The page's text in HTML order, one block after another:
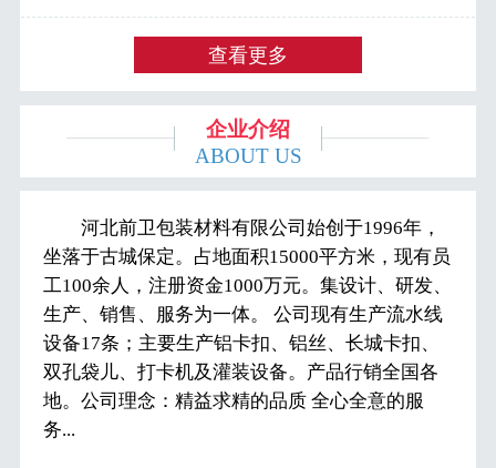
查看更多
企业介绍
ABOUT US
河北前卫包装材料有限公司始创于1996年，
坐落于古城保定。占地面积15000平方米，现有员
工100余人，注册资金1000万元。集设计、研发、
生产、销售、服务为一体。 公司现有生产流水线
设备17条；主要生产铝卡扣、铝丝、长城卡扣、
双孔袋儿、打卡机及灌装设备。产品行销全国各
地。公司理念：精益求精的品质 全心全意的服
务...